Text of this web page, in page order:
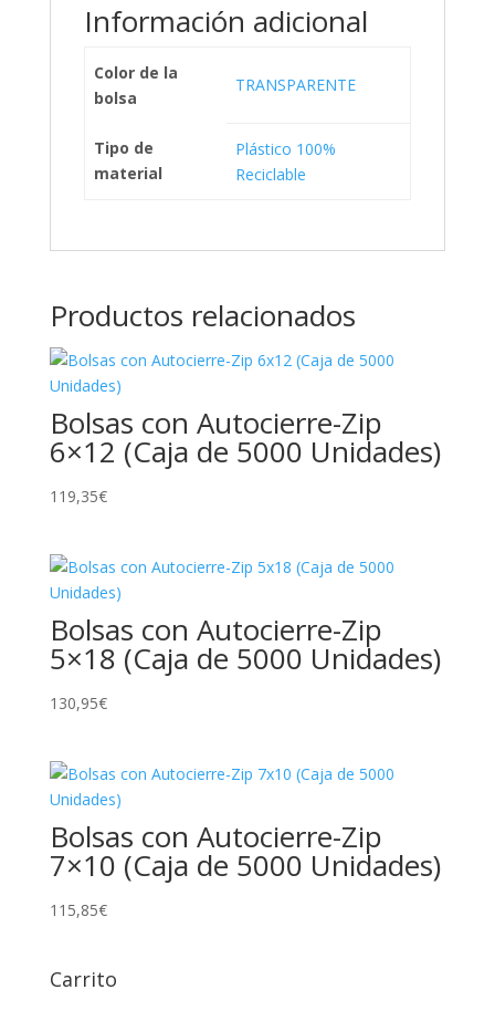
Información adicional
Color de la
bolsa
TRANSPARENTE
Tipo de
material
Plástico 100%
Reciclable
Productos relacionados
Bolsas con Autocierre-Zip
6×12 (Caja de 5000 Unidades)
119,35€
Bolsas con Autocierre-Zip
5×18 (Caja de 5000 Unidades)
130,95€
Bolsas con Autocierre-Zip
7×10 (Caja de 5000 Unidades)
115,85€
Carrito